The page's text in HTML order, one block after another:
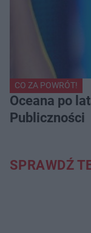
CO ZA POWRÓT!
Oceana po
Publiczności
SPRAWDŹ